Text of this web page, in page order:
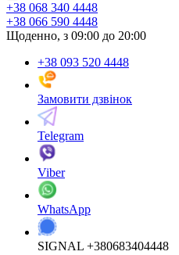
+38 068 340 4448
+38 066 590 4448
Щоденно, з 09:00 до 20:00
+38 093 520 4448
Замовити дзвінок
Telegram
Viber
WhatsApp
SIGNAL +380683404448